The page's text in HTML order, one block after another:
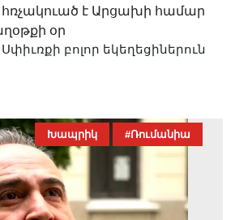
հռչակուած է Արցախի համար
օր
բոլոր եկեղեցիներուն
Խապրիկ #Ռումանիա